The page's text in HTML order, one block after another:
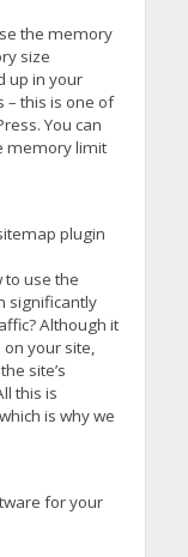
the memory
size
up in your
– this is one of
You can
memory limit
plugin
to use the
significantly
Although it
your site,
site’s
this is
is why we
for your